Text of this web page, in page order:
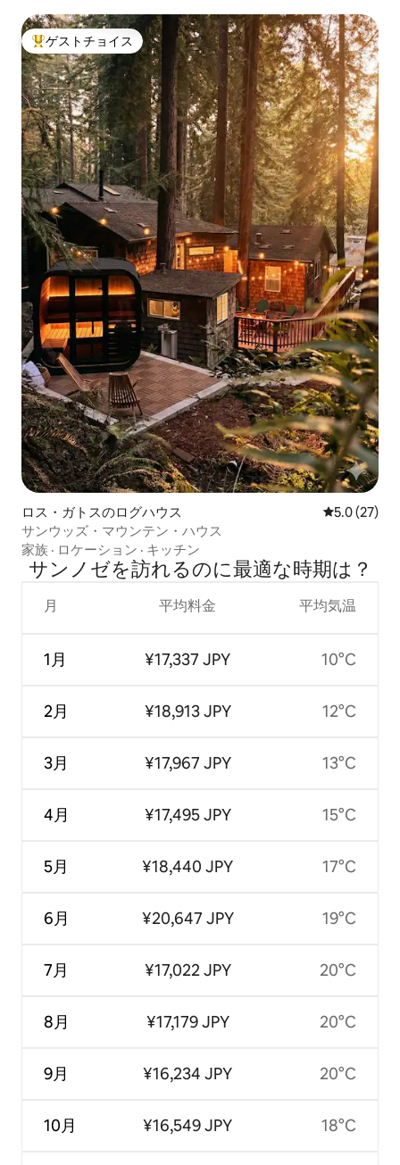
大好評のゲストチョイスです。
ゲストチョイス
ロス・ガトスのログハウス レビュー27
5.0 (27)
サンウッズ・マウンテン・ハウス
家族 · ロケーション · キッチン
サンノゼを訪⁠れ⁠るの⁠に最⁠適⁠な時⁠期⁠は⁠？
月
1月
2月
3月
4月
5月
6月
7月
8月
9月
10月
平均料金
¥17,337 JPY
¥18,913 JPY
¥17,967 JPY
¥17,495 JPY
¥18,440 JPY
¥20,647 JPY
¥17,022 JPY
¥17,179 JPY
¥16,234 JPY
¥16,549 JPY
平均気温
10°C
12°C
13°C
15°C
17°C
19°C
20°C
20°C
20°C
18°C